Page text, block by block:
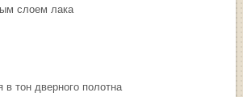
слоем лака
в тон дверного полотна